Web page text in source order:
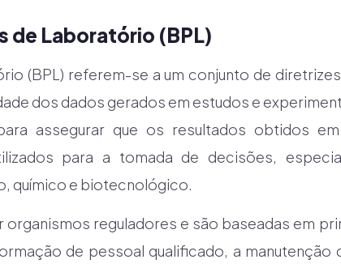
de Laboratório (BPL)
(BPL) referem-se a um conjunto de
dos dados gerados em estudos e
assegurar que os resultados obtidos
para a tomada de decisões,
químico e biotecnológico.
reguladores e são baseadas em
de pessoal qualificado, a manutenção